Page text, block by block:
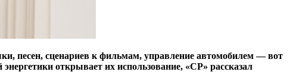
песен, сценариев к фильмам, управление автомобилем — вот
открывает их использование, «СР» рассказал